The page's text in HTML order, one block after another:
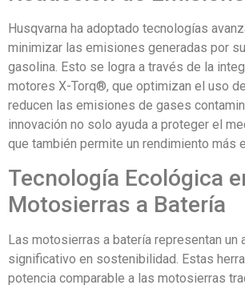
Husqvarna ha adoptado tecnologías
minimizar las emisiones generadas por
gasolina. Esto se logra a través de la
motores X-Torq®, que optimizan el uso
reducen las emisiones de gases
innovación no solo ayuda a proteger el
que también permite un rendimiento más
Tecnología Ecológica
Motosierras a Batería
Las motosierras a batería representan un
significativo en sostenibilidad. Estas
potencia comparable a las motosierras